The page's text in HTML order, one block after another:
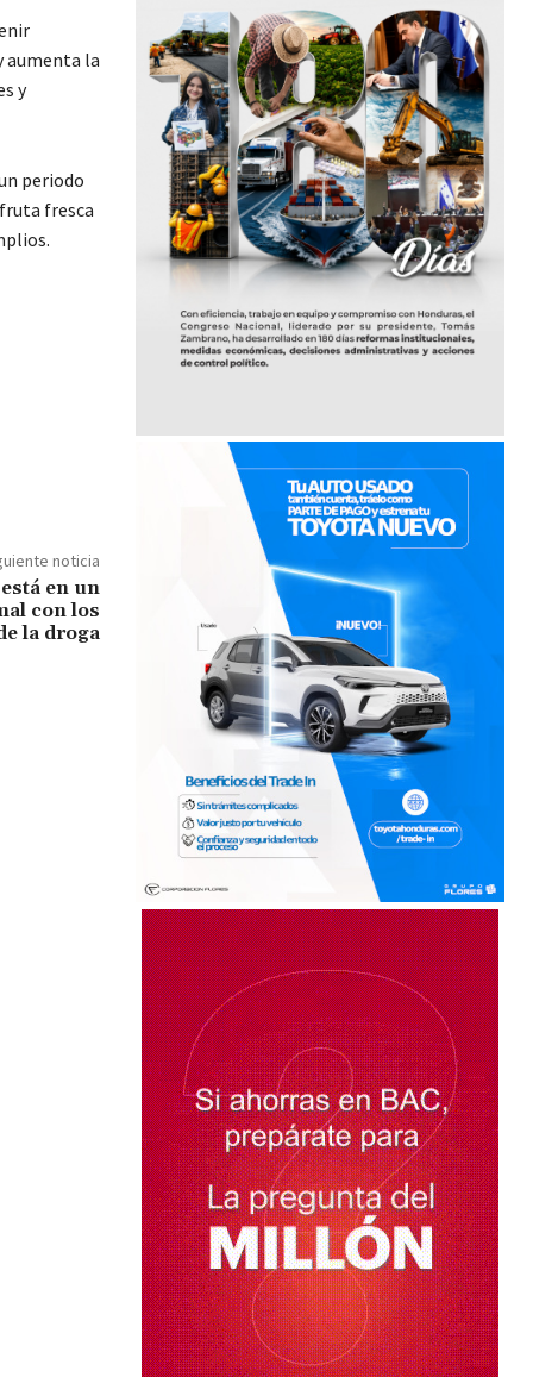
aumenta la
y
periodo
fresca
noticia
en un
con los
la droga